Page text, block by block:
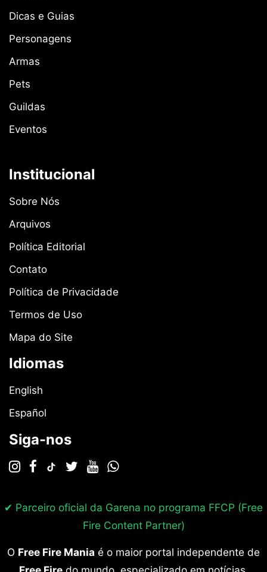
Dicas e Guias
Personagens
Armas
Pets
Guildas
Eventos
Institucional
Sobre Nós
Arquivos
Política Editorial
Contato
Política de Privacidade
Termos de Uso
Mapa do Site
Idiomas
English
Español
Siga-nos
✔ Parceiro oficial da Garena no programa FFCP (Free
Fire Content Partner)
O Free Fire Mania é o maior portal independente de